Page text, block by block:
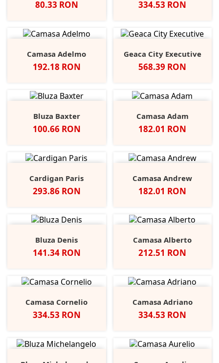
Pret
80.33 RON Pret
334.53 RON
Camasa Adelmo
Pret
192.18 RON
Geaca City Executive
Pret
568.39 RON
Bluza Baxter
Pret
100.66 RON
Camasa Adam
Pret
182.01 RON
Cardigan Paris
Pret
293.86 RON
Camasa Andrew
Pret
182.01 RON
Bluza Denis
Pret
141.34 RON
Camasa Alberto
Pret
212.51 RON
Camasa Cornelio
Pret
334.53 RON
Camasa Adriano
Pret
334.53 RON